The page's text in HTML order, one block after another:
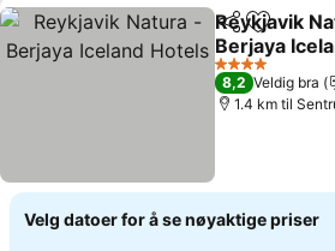
Del Legg til
Reykjavik
Berjaya
Se priser
4 Stjerner
8,2 Veldig bra
1.4 km til
Velg datoer for å se nøyaktige priser